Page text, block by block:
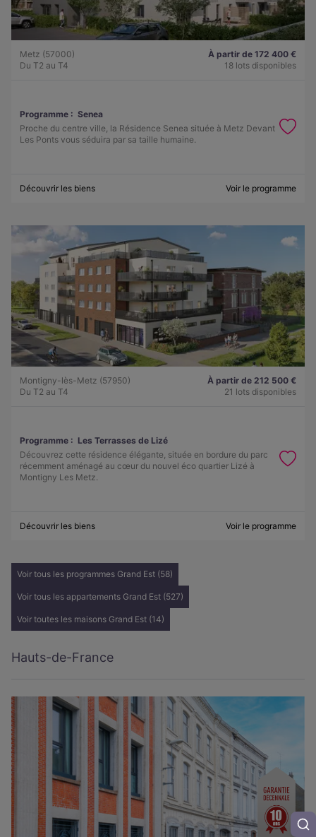
Metz (57000)
Du T2 au T4
À partir de 172 400 €
18 lots disponibles
Programme : Senea
Proche du centre ville, la Résidence Senea située à Metz Devant
Les Ponts vous séduira par sa taille humaine.
Découvrir les biens Voir le programme
Montigny-lès-Metz (57950)
Du T2 au T4
À partir de 212 500 €
21 lots disponibles
Programme : Les Terrasses de Lizé
Découvrez cette résidence élégante, située en bordure du parc
récemment aménagé au cœur du nouvel éco quartier Lizé à
Montigny Les Metz.
Découvrir les biens Voir le programme
Voir tous les programmes Grand Est (58)
Voir tous les appartements Grand Est (527)
Voir toutes les maisons Grand Est (14)
Hauts-de-France